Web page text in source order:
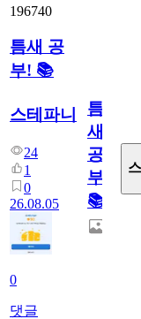
196740
틈새 공
부! 📚
스테파니
24
1
0
26.08.05
0
댓글
틈
새
공
부!
📚